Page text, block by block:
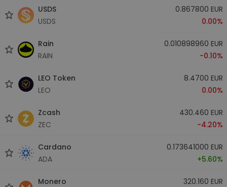
USDS
USDS
0.867800 EUR
0.00%
Rain
RAIN
0.010898960 EUR
-0.10%
LEO Token
LEO
8.4700 EUR
0.00%
Zcash
ZEC
430.460 EUR
-4.20%
Cardano
ADA
0.173641000 EUR
+5.60%
Monero
320.160 EUR